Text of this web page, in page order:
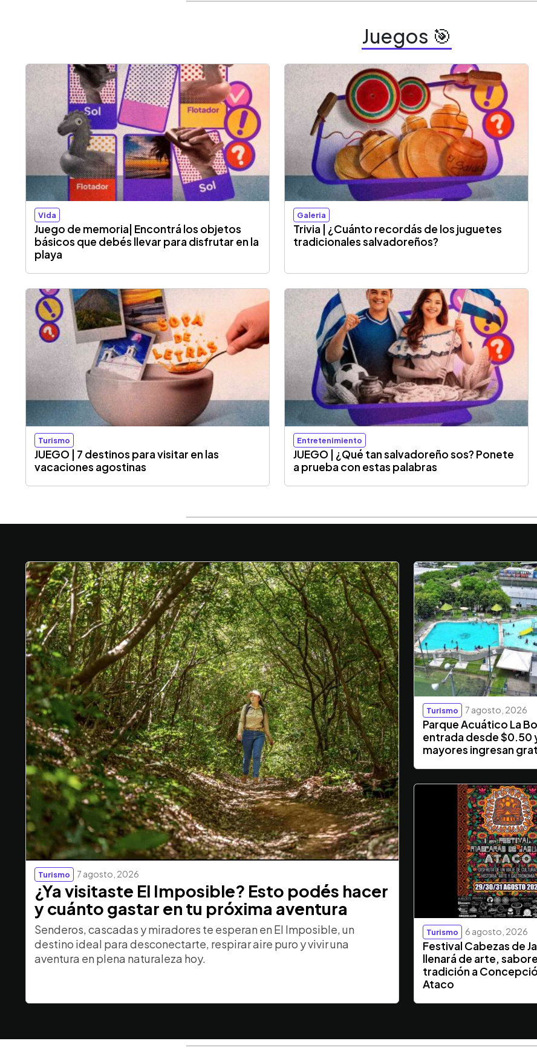
Juegos 🎯
Vida
Juego de memoria| Encontrá los objetos
básicos que debés llevar para disfrutar en la
playa
Galeria
Trivia | ¿Cuánto recordás de los juguetes
tradicionales salvadoreños?
Turismo
JUEGO | 7 destinos para visitar en las
vacaciones agostinas
Entretenimiento
JUEGO | ¿Qué tan salvadoreño sos? Ponete
a prueba con estas palabras
Turismo 7 agosto, 2026
¿Ya visitaste El Imposible? Esto podés hacer
y cuánto gastar en tu próxima aventura
Senderos, cascadas y miradores te esperan en El Imposible, un
destino ideal para desconectarte, respirar aire puro y vivir una
aventura en plena naturaleza hoy.
Turismo 7 agosto, 2026
Parque Acuático La
entrada desde $0.50
mayores ingresan
Turismo 6 agosto, 2026
Festival Cabezas de
llenará de arte,
tradición a
Ataco